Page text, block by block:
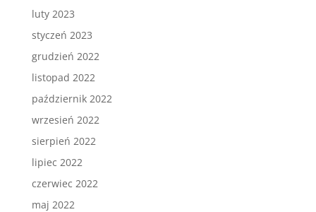
luty 2023
styczeń 2023
grudzień 2022
listopad 2022
październik 2022
wrzesień 2022
sierpień 2022
lipiec 2022
czerwiec 2022
maj 2022